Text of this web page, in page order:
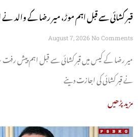
قبر کشائی سے قبل اہم موڑ، میر رضا کے والد
August 7, 2026 No Comments
میر رضا کے کیس میں قبر کشائی سے قبل اہم پیش
نے قبر کشائی کی اجازت دینے
مزید پڑھیں